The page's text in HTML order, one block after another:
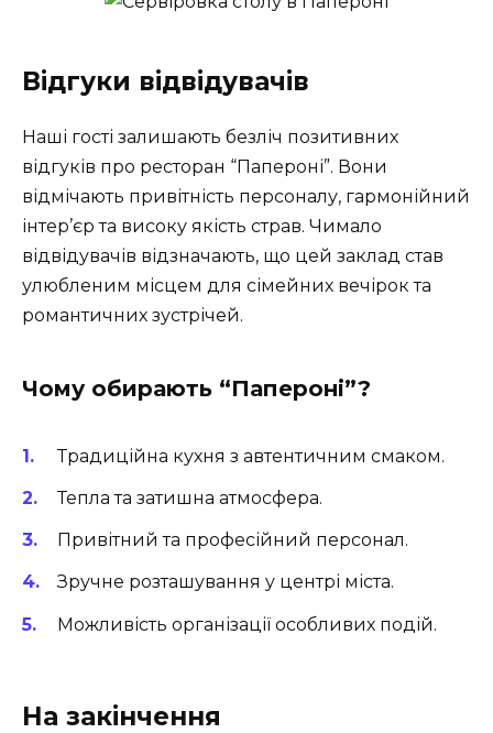
Відгуки відвідувачів
Наші гості залишають безліч позитивних
відгуків про ресторан “Папероні”. Вони
відмічають привітність персоналу, гармонійний
інтер’єр та високу якість страв. Чимало
відвідувачів відзначають, що цей заклад став
улюбленим місцем для сімейних вечірок та
романтичних зустрічей.
Чому обирають “Папероні”?
Традиційна кухня з автентичним смаком.
Тепла та затишна атмосфера.
Привітний та професійний персонал.
Зручне розташування у центрі міста.
Можливість організації особливих подій.
На закінчення